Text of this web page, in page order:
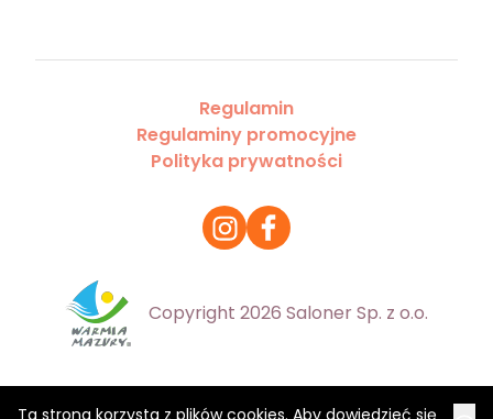
Ta strona korzysta z plików cookies. Aby dowiedzieć się
Regulamin
Regulaminy promocyjne
Polityka prywatności
Copyright 2026 Saloner Sp. z o.o.